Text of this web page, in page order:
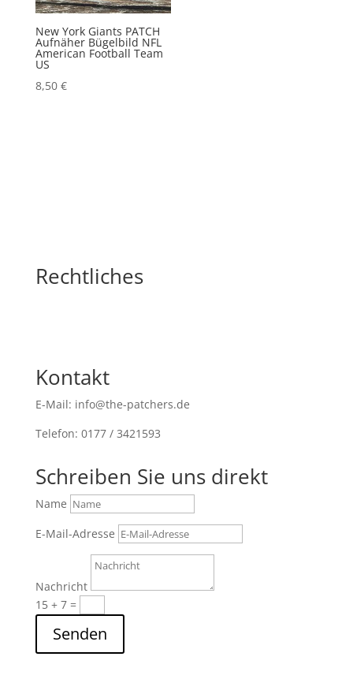
New York Giants PATCH
Aufnäher Bügelbild NFL
American Football Team
US
8,50 €
Rechtliches
Kontakt
E-Mail: info@the-patchers.de
Telefon: 0177 / 3421593
Schreiben Sie uns direkt
Name
E-Mail-Adresse
Nachricht
15 + 7=
Senden